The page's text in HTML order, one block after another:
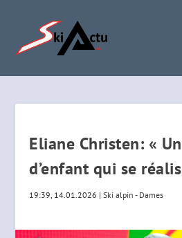
Eliane Christen: «
d’enfant qui se
19:39, 14.01.2026 |Ski alpin - Dames